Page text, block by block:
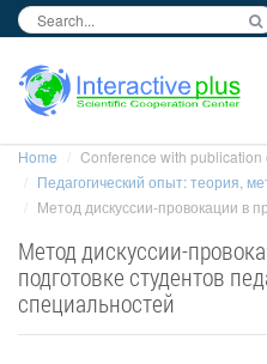
Home
Conference with publication
Педагогический опыт: теория,
Метод дискуссии-провокации в
Метод дискуссии-
подготовке студентов
специальностей